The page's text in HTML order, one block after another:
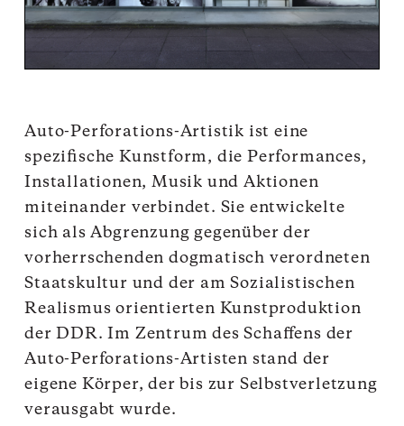
Auto-Perforations-Artistik ist eine
spezifische Kunstform, die Performances,
Installationen, Musik und Aktionen
miteinander verbindet. Sie entwickelte
sich als Abgrenzung gegenüber der
vorherrschenden dogmatisch verordneten
Staatskultur und der am Sozialistischen
Realismus orientierten Kunstproduktion
der DDR. Im Zentrum des Schaffens der
Auto-Perforations-Artisten stand der
eigene Körper, der bis zur Selbstverletzung
verausgabt wurde.